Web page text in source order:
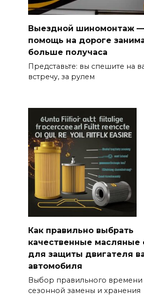
Выездной шиномонтаж —
помощь на дороге
больше получаса
Представьте: вы спешите на
встречу, за рулем
Как правильно выбрать
качественные масляные
для защиты двигателя
автомобиля
Выбор правильного времени
сезонной замены и хранения